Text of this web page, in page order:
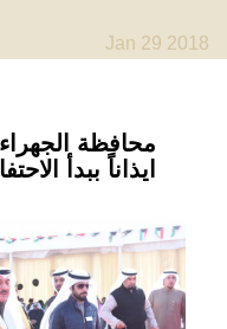
Jan 29 2018
محافظة
ايذاناً ببدأ